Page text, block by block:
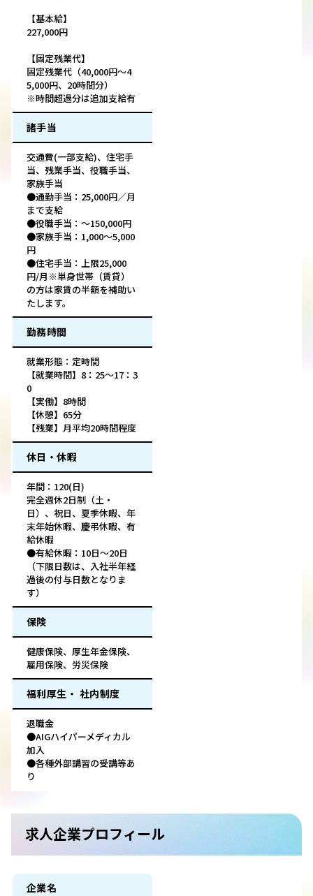
【基本給】
227,000円
【固定残業代】
固定残業代（40,000円～4
5,000円、20時間分）
※時間超過分は追加支給有
諸手当
交通費(一部支給)、住宅手
当、残業手当、役職手当、
家族手当
●通勤手当：25,000円／月
まで支給
●役職手当：～150,000円
●家族手当：1,000～5,000
円
●住宅手当：上限25,000
円/月※単身世帯（賃貸）
の方は家賃の半額を補助い
たします。
勤務時間
就業形態：定時間
【就業時間】8：25～17：3
0
【実働】8時間
【休憩】65分
【残業】月平均20時間程度
休日・休暇
年間：120(日)
完全週休2日制（土・
日）、祝日、夏季休暇、年
末年始休暇、慶弔休暇、有
給休暇
●有給休暇：10日～20日
（下限日数は、入社半年経
過後の付与日数となりま
す）
保険
健康保険、厚生年金保険、
雇用保険、労災保険
福利厚生・ 社内制度
退職金
●AIGハイパーメディカル
加入
●各種外部講習の受講等あ
り
求人企業プロフィール
企業名